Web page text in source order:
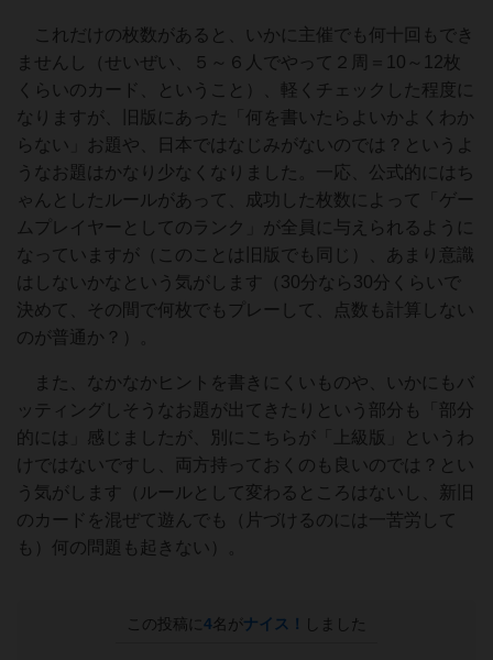
これだけの枚数があると、いかに主催でも何十回もでき
ませんし（せいぜい、５～６人でやって２周＝10～12枚
くらいのカード、ということ）、軽くチェックした程度に
なりますが、旧版にあった「何を書いたらよいかよくわか
らない」お題や、日本ではなじみがないのでは？というよ
うなお題はかなり少なくなりました。一応、公式的にはち
ゃんとしたルールがあって、成功した枚数によって「ゲー
ムプレイヤーとしてのランク」が全員に与えられるように
なっていますが（このことは旧版でも同じ）、あまり意識
はしないかなという気がします（30分なら30分くらいで
決めて、その間で何枚でもプレーして、点数も計算しない
のが普通か？）。
また、なかなかヒントを書きにくいものや、いかにもバ
ッティングしそうなお題が出てきたりという部分も「部分
的には」感じましたが、別にこちらが「上級版」というわ
けではないですし、両方持っておくのも良いのでは？とい
う気がします（ルールとして変わるところはないし、新旧
のカードを混ぜて遊んでも（片づけるのには一苦労して
も）何の問題も起きない）。
この投稿に 4名がナイス！ しました